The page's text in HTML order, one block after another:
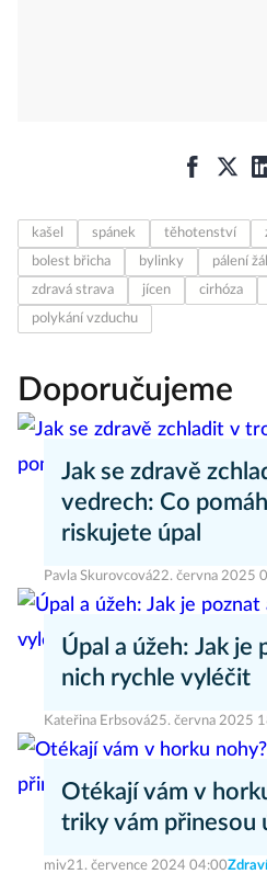
kašel spánek těhotenství
bolest břicha
bylinky pálení
zdravá strava
jícen cirhóza
polykání vzduchu
Doporučujeme
Jak se zdravě
vedrech: Co
riskujete úpal
Pavla Skurovcová22. června 2025
Úpal a úžeh: Jak je
nich rychle vyléčit
Kateřina Erbsová25. června 2025
Otékají vám v
triky vám přinesou
miv21. července 2024 04:00